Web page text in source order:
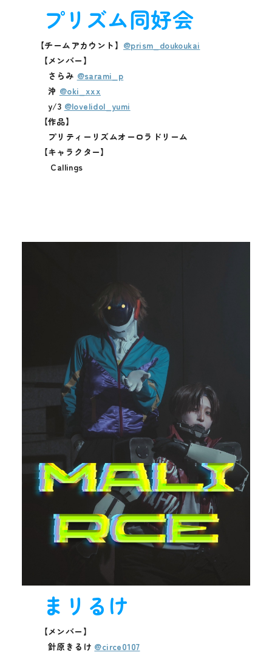
プリズム同好会
【チームアカウント】 @prism_doukoukai
【メンバー】
さらみ @sarami_p
沖 @oki_xxx
y/3 @lovelidol_yumi
【作品】
プリティーリズムオーロラドリーム
【キャラクター】
Callings
まリるけ
【メンバー】
針原きるけ @circe0107